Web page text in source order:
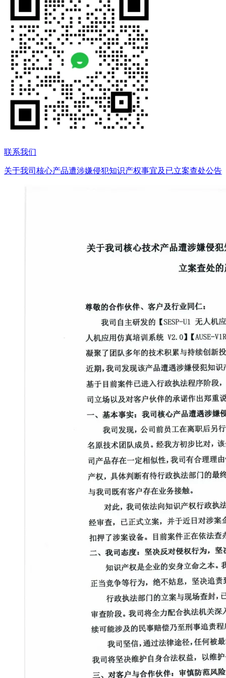
联系我们
关于我司核心产品遭涉嫌侵犯知识产权事宜及已立案查处公告